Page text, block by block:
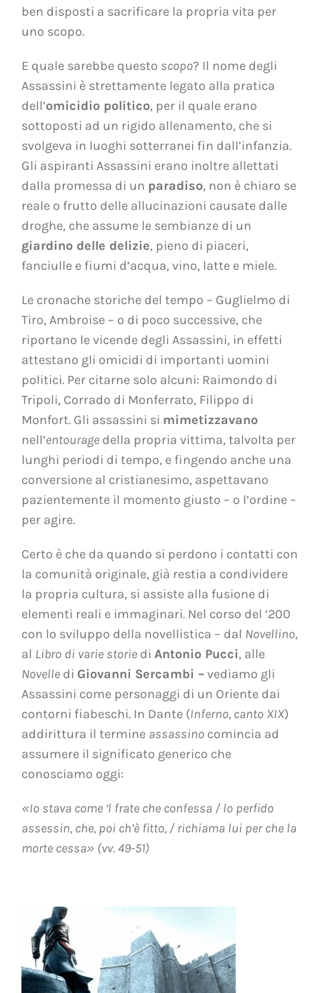
ben disposti a sacrificare la propria vita per
uno scopo.
E quale sarebbe questo scopo? Il nome degli
Assassini è strettamente legato alla pratica
dell’omicidio politico, per il quale erano
sottoposti ad un rigido allenamento, che si
svolgeva in luoghi sotterranei fin dall’infanzia.
Gli aspiranti Assassini erano inoltre allettati
dalla promessa di un paradiso, non è chiaro se
reale o frutto delle allucinazioni causate dalle
droghe, che assume le sembianze di un
giardino delle delizie, pieno di piaceri,
fanciulle e fiumi d’acqua, vino, latte e miele.
Le cronache storiche del tempo – Guglielmo di
Tiro, Ambroise – o di poco successive, che
riportano le vicende degli Assassini, in effetti
attestano gli omicidi di importanti uomini
politici. Per citarne solo alcuni: Raimondo di
Tripoli, Corrado di Monferrato, Filippo di
Monfort. Gli assassini si mimetizzavano
nell’entouragedella propria vittima, talvolta per
lunghi periodi di tempo, e fingendo anche una
conversione al cristianesimo, aspettavano
pazientemente il momento giusto – o l’ordine –
per agire.
Certo è che da quando si perdono i contatti con
la comunità originale, già restia a condividere
la propria cultura, si assiste alla fusione di
elementi reali e immaginari. Nel corso del ‘200
con lo sviluppo della novellistica – dal Novellino,
al Libro di varie storie di Antonio Pucci, alle
Novelledi Giovanni Sercambi –vediamo gli
Assassini come personaggi di un Oriente dai
contorni fiabeschi. In Dante (Inferno, canto XIX)
addirittura il termine assassino comincia ad
assumere il significato generico che
conosciamo oggi:
«Io stava come ‘l frate che confessa / lo perfido
assessin, che, poi ch’è fitto, / richiama lui per che la
morte cessa» (vv. 49-51)